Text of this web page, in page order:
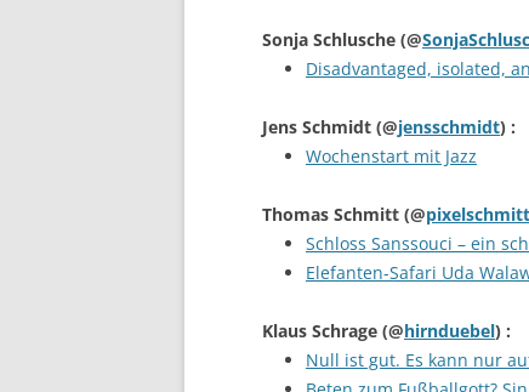
Sonja Schlusche (@
Disadvantaged, isolated,
Jens Schmidt (@jensschmidt) :
Wochenstart mit Jazz
Thomas Schmitt (@pixelschmitt
Schloss Sanssouci – ein
Elefanten-Safari Uda
Klaus Schrage (@hirnduebel) :
Null ist gut. Es kann nur